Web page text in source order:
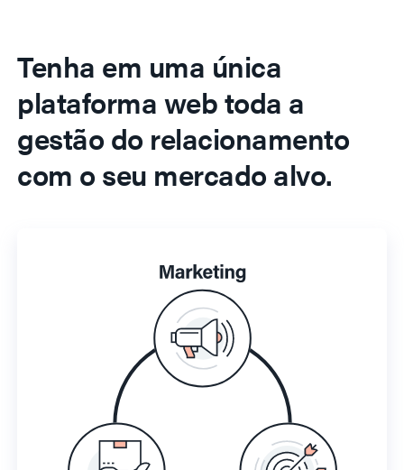
Tenha em uma única
plataforma web toda a
gestão do relacionamento
com o seu mercado alvo.